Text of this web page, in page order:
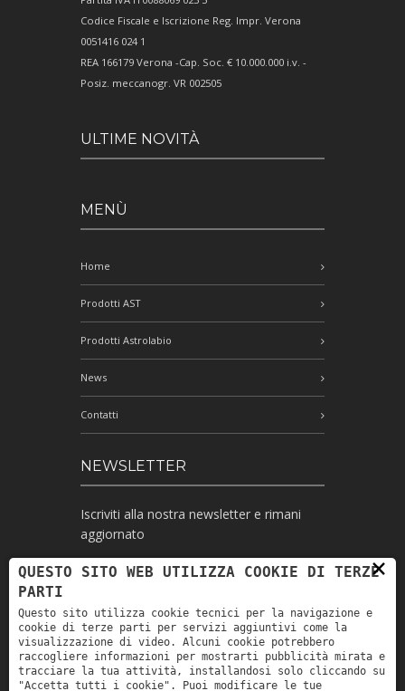
Codice Fiscale e Iscrizione Reg. Impr. Verona
0051416 024 1
REA 166179 Verona -Cap. Soc. € 10.000.000 i.v. -
Posiz. meccanogr. VR 002505
ULTIME NOVITÀ
MENÙ
Home
Prodotti AST
Prodotti Astrolabio
News
Contatti
NEWSLETTER
Iscriviti alla nostra newsletter e rimani
aggiornato
Ho letto l'informativa e autorizzo il
trattamento dei miei dati personali per le
finalità ivi indicate *
×
QUESTO SITO WEB UTILIZZA COOKIE DI TERZE
PARTI
Questo sito utilizza cookie tecnici per la navigazione e
cookie di terze parti per servizi aggiuntivi come la
visualizzazione di video. Alcuni cookie potrebbero
raccogliere informazioni per mostrarti pubblicità mirata e
tracciare la tua attività, installandosi solo cliccando su
"Accetta tutti i cookie". Puoi modificare le tue